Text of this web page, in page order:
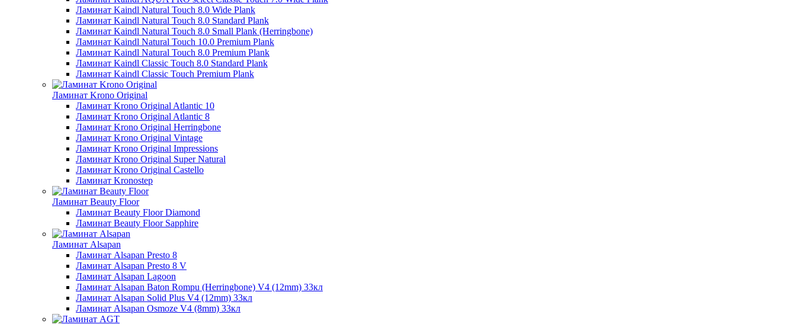
Ламинат Kaindl Natural Touch 8.0 Wide Plank
Ламинат Kaindl Natural Touch 8.0 Standard Plank
Ламинат Kaindl Natural Touch 8.0 Small Plank (Herringbone)
Ламинат Kaindl Natural Touch 10.0 Premium Plank
Ламинат Kaindl Natural Touch 8.0 Premium Plank
Ламинат Kaindl Classic Touch 8.0 Standard Plank
Ламинат Kaindl Classic Touch Premium Plank
Ламинат Krono Original
Ламинат Krono Original Atlantic 10
Ламинат Krono Original Atlantic 8
Ламинат Krono Original Herringbone
Ламинат Krono Original Vintage
Ламинат Krono Original Impressions
Ламинат Krono Original Super Natural
Ламинат Krono Original Castello
Ламинат Kronostep
Ламинат Beauty Floor
Ламинат Beauty Floor Diamond
Ламинат Beauty Floor Sapphire
Ламинат Alsapan
Ламинат Alsapan Presto 8
Ламинат Alsapan Presto 8 V
Ламинат Alsapan Lagoon
Ламинат Alsapan Baton Rompu (Herringbone) V4 (12mm) 33кл
Ламинат Alsapan Solid Plus V4 (12mm) 33кл
Ламинат Alsapan Osmoze V4 (8mm) 33кл